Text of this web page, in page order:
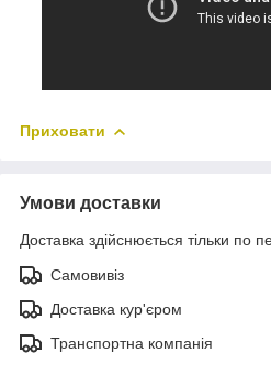
Приховати
Умови доставки
Доставка здійснюється тільки по
Самовивіз
Доставка кур'єром
Транспортна компанія